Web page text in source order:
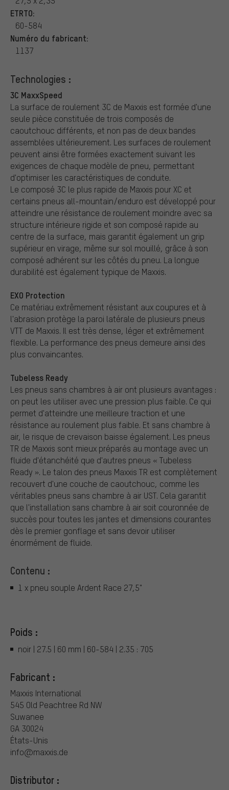
ETRTO:
60-584
Numéro du fabricant:
1137
Technologies :
3C MaxxSpeed
La surface de roulement 3C de Maxxis est formée d'une
seule pièce constituée de trois composés de
caoutchouc différents, et non pas de deux bandes
assemblées ultérieurement. Les surfaces de roulement
peuvent ainsi être formées exactement suivant les
exigences de chaque modèle de pneu, permettant
d'optimiser les caractéristiques de conduite.
Le composé 3C le plus rapide de Maxxis pour XC et
certains pneus all-mountain/enduro est développé pour
atteindre une résistance de roulement moindre avec sa
structure intérieure rigide et son composé rapide au
centre de la surface, mais garantit également un grip
supérieur en virage, même sur sol mouillé, grâce à son
composé adhérent sur les côtés du pneu. La longue
durabilité est également typique de Maxxis.
EXO Protection
Ce matériau extrêmement résistant aux coupures et à
l'abrasion protège la paroi latérale de plusieurs pneus
VTT de Maxxis. Il est très dense, léger et extrêmement
flexible. La performance des pneus demeure ainsi des
plus convaincantes.
Tubeless Ready
Les pneus sans chambres à air ont plusieurs avantages :
on peut les utiliser avec une pression plus faible. Ce qui
permet d'atteindre une meilleure traction et une
résistance au roulement plus faible. Et sans chambre à
air, le risque de crevaison baisse également. Les pneus
TR de Maxxis sont mieux préparés au montage avec un
fluide d'étanchéité que d'autres pneus « Tubeless
Ready ». Le talon des pneus Maxxis TR est complètement
recouvert d'une couche de caoutchouc, comme les
véritables pneus sans chambre à air UST. Cela garantit
que l'installation sans chambre à air soit couronnée de
succès pour toutes les jantes et dimensions courantes
dès le premier gonflage et sans devoir utiliser
énormément de fluide.
Contenu :
1 x pneu souple Ardent Race 27,5"
Poids :
noir | 27.5 | 60 mm | 60-584 | 2.35 : 705
Fabricant :
Maxxis International
545 Old Peachtree Rd NW
Suwanee
GA 30024
États-Unis
info@maxxis.de
Distributor :